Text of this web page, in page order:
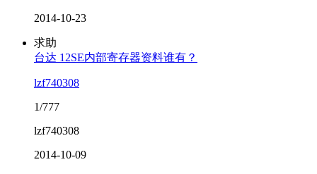
2014-10-23
求助
台达 12SE内部寄存器资料谁有？
lzf740308
1/777
lzf740308
2014-10-09